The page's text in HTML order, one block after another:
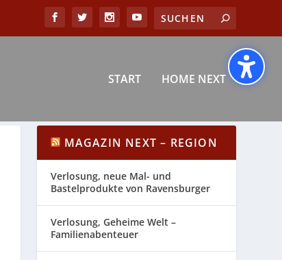
START HOME NEXT
MAGAZIN NEXT – REGION
Verlosung, neue Mal- und
Bastelprodukte von Ravensburger
Verlosung, Geheime Welt –
Familienabenteuer